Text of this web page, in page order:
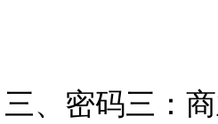
三、密码三：